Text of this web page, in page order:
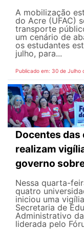
A mobilização
do Acre (UFAC)
transporte
um cenário de
os estudantes
julho, para...
Publicado em: 30 de Julho
Docentes das
realizam
governo
Nessa quarta-
quatro
iniciou uma
Secretaria de
Administrativo
liderada pelo